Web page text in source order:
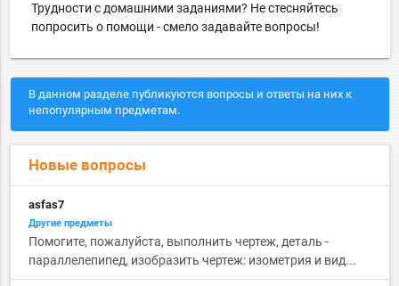
Трудности с домашними заданиями? Не стесняйтесь
попросить о помощи - смело задавайте вопросы!
В данном разделе публикуются вопросы и ответы на них к
непопулярным предметам.
Новые вопросы
asfas7
Другие предметы
Помогите, пожалуйста, выполнить чертеж, деталь -
параллелепипед, изобразить чертеж: изометрия и вид...